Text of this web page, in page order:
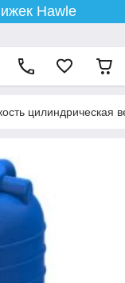
Hawle
цилиндрическая